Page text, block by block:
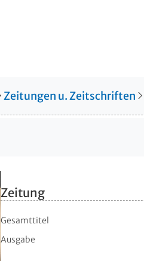
Zeitungen u. Zeitschriften
Zeitung
Gesamttitel
Ausgabe